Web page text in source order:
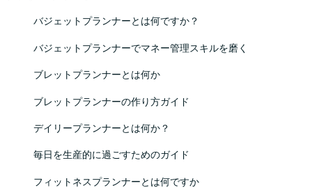
バジェットプランナーとは何ですか？
バジェットプランナーでマネー管理スキルを磨く
ブレットプランナーとは何か
ブレットプランナーの作り方ガイド
デイリープランナーとは何か？
毎日を生産的に過ごすためのガイド
フィットネスプランナーとは何ですか